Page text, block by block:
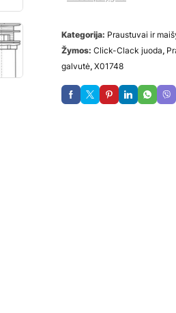
Kategorija: Praustuvai ir
Žymos: Click-Clack juoda,
galvutė, X01748